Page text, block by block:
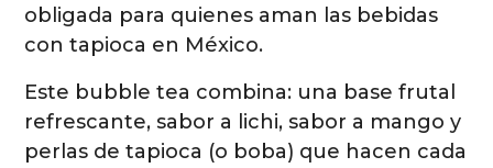
obligada para quienes aman las bebidas
con tapioca en México.
Este bubble tea combina: una base frutal
refrescante, sabor a lichi, sabor a mango y
perlas de tapioca (o boba) que hacen cada